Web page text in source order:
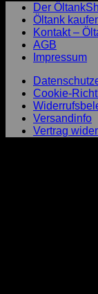
Der
Öltank
Kontakt –
AGB
Impressum
Cookie-
Versandinfo
Vertrag